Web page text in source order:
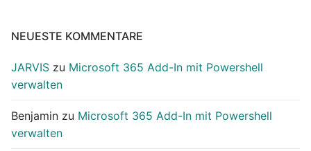
NEUESTE KOMMENTARE
JARVIS zu Microsoft 365 Add-In mit Powershell
verwalten
Benjamin zu Microsoft 365 Add-In mit Powershell
verwalten